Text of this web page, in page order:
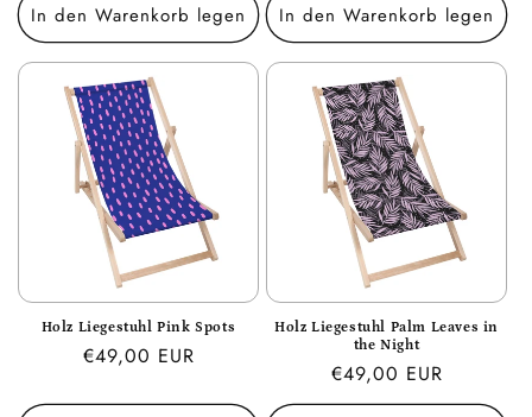
In den Warenkorb legen In den Warenkorb legen
Holz Liegestuhl Pink Spots
Normaler
€49,00 EUR
Holz Liegestuhl Palm Leaves in
the Night
Normaler
Preis
€49,00 EUR